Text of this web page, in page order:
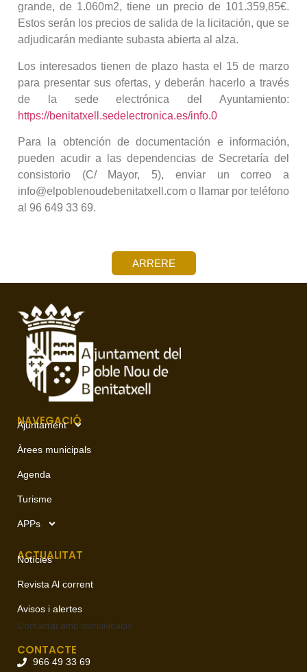
grande, de 1.060m2, tiene un precio de 101.359,85€.
Estos serán los precios de salida de la licitación, que se
adjudicarán mediante subasta abierta al alza.
Los interesados tienen de plazo hasta el 15 de marzo
para presentar sus ofertas, y deberán hacerlo a través
de la sede electrónica del Ayuntamiento:
https://benitatxell.sedelectronica.es/info.0
Para la obtención de documentación e información,
pueden acudir a las dependencias de Secretaría del
consistorio (C/ Mayor, 5), enviar un correo a
info@elpoblenoudebenitatxell.com o llamar por teléfono
al 96 649 33 69.
ARRERE
NAVEGACIÓ
Ajuntament
Àrees municipals
Agenda
Turisme
APPs
ACTUALITAT
Notícies
Revista Al corrent
Avisos i alertes
Contactar amb comunicació
CONTACTE
966 49 33 69